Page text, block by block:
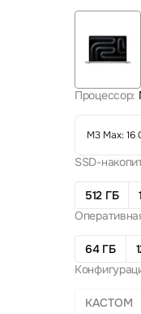
Процессор:
M3 Max: 16
SSD-
512 ГБ
64 ГБ
КАСТОМ